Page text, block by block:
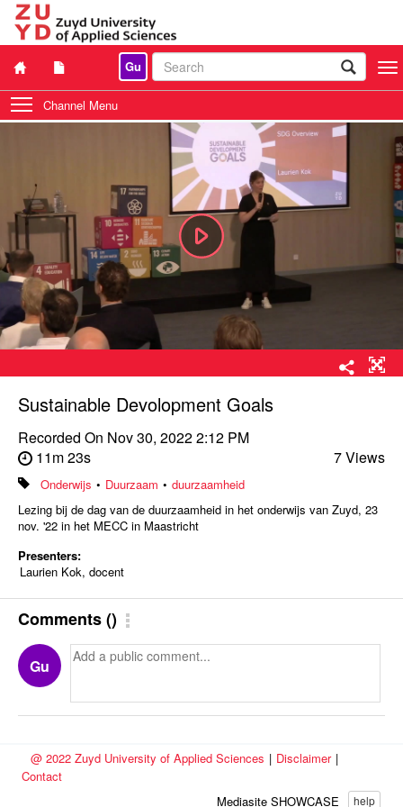
Gu
Channel Menu
Sustainable Devolopment Goals
Recorded On Nov 30, 2022 2:12 PM
11m 23s
7 Views
Onderwijs • Duurzaam • duurzaamheid
Lezing bij de dag van de duurzaamheid in het onderwijs van Zuyd, 23
nov. '22 in het MECC in Maastricht
Presenters:
Laurien Kok, docent
Comments()
Gu
@ 2022 Zuyd University of Applied Sciences | Disclaimer |
Contact
help
Mediasite SHOWCASE